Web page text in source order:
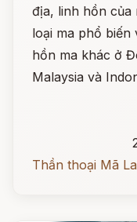
địa, linh hồn của
loại ma phổ
hồn ma khác ở
Malaysia và
Thần thoại Mã